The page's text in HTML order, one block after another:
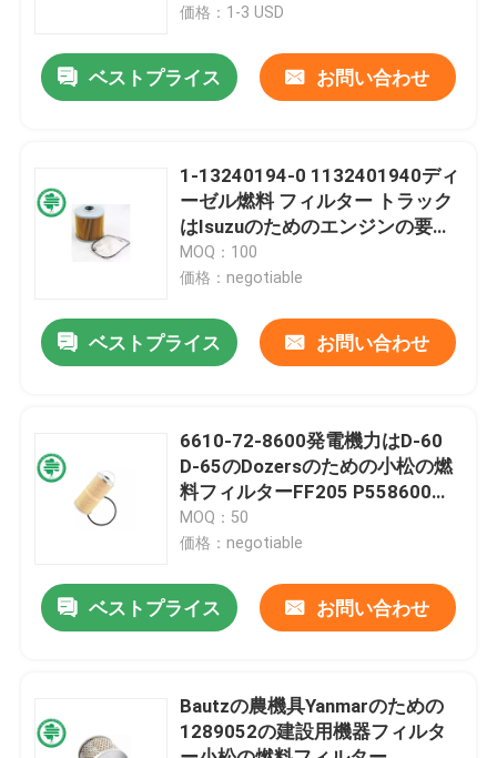
プロダクト
ビデオ
私達について
品質管理
私達に連絡しなさい
ニュース
自動車小屋のエア フィルター
価格：1-3 USD
ベストプライス お問い合わせ
1-13240194-0 1132401940ディ
ーゼル燃料 フィルター トラック
はIsuzuのためのエンジンの要素
を分ける
MOQ：100
価格：negotiable
ベストプライス お問い合わせ
6610-72-8600発電機力はD-60
D-65のDozersのための小松の燃
料フィルターFF205 P558600を
ろ過する
MOQ：50
価格：negotiable
ベストプライス お問い合わせ
Bautzの農機具Yanmarのための
1289052の建設用機器フィルタ